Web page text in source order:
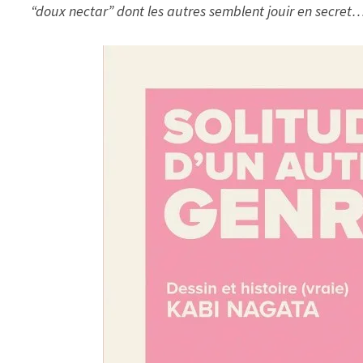
“doux nectar” dont les autres semblent jouir en